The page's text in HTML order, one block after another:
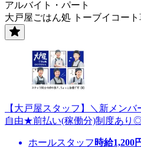
アルバイト・パート
大戸屋ごはん処 トーブイコー
【大戸屋スタッフ】＼新メン
自由★前払い(稼働分)制度あり
ホールスタッフ 時給1,200